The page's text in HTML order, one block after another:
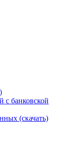
с банковской
(скачать)